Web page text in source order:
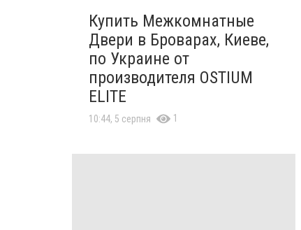
Купить Межкомнатные
Двери в Броварах, Киеве,
по Украине от
производителя OSTIUM
ELITE
10:44, 5 серпня 1